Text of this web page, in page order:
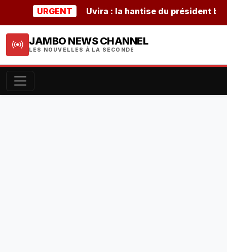
URGENT Uvira : la hantise du président
JAMBO NEWS CHANNEL
LES NOUVELLES À LA SECONDE